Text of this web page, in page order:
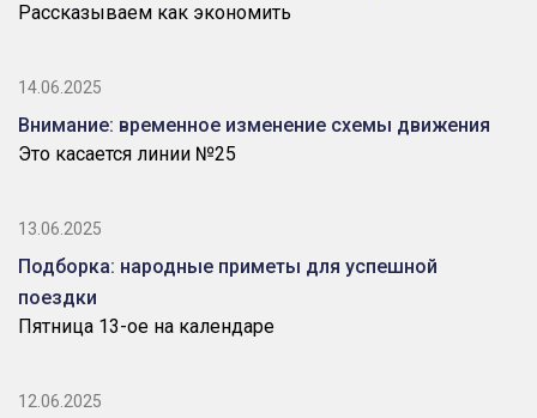
Рассказываем как экономить
14.06.2025
Внимание: временное изменение схемы движения
Это касается линии №25
13.06.2025
Подборка: народные приметы для успешной
поездки
Пятница 13-ое на календаре
12.06.2025